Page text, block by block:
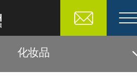
化妆品